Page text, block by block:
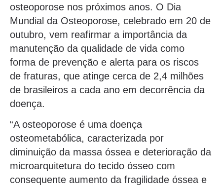
osteoporose nos próximos anos. O Dia
Mundial da Osteoporose, celebrado em 20 de
outubro, vem reafirmar a importância da
manutenção da qualidade de vida como
forma de prevenção e alerta para os riscos
de fraturas, que atinge cerca de 2,4 milhões
de brasileiros a cada ano em decorrência da
doença.
“A osteoporose é uma doença
osteometabólica, caracterizada por
diminuição da massa óssea e deterioração da
microarquitetura do tecido ósseo com
consequente aumento da fragilidade óssea e